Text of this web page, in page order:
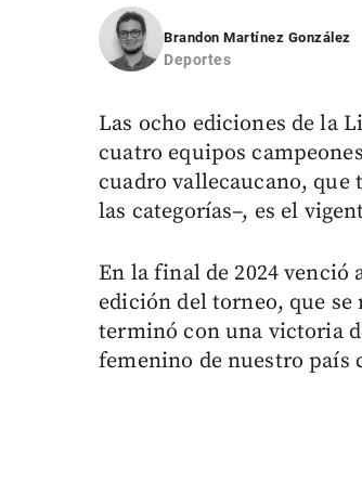
Brandon Martínez González
Deportes
Las ocho ediciones de la
cuatro equipos
cuadro vallecaucano, que
las categorías–, es el
En la final de 2024 venció
edición del torneo, que se
terminó con una victoria
femenino de nuestro país